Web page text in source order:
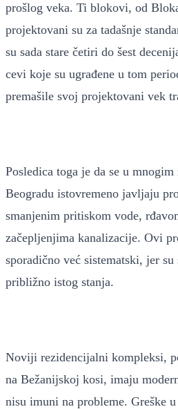
prošlog veka. Ti blokovi, od
projektovani su za tadašnje
su sada stare četiri do šest
cevi koje su ugrađene u tom
premašile svoj projektovani vek
Posledica toga je da se u
Beogradu istovremeno javljaju
smanjenim pritiskom vode,
začepljenjima kanalizacije. Ovi
sporadično već sistematski, jer
približno istog stanja.
Noviji rezidencijalni kompleksi,
na Bežanijskoj kosi, imaju
nisu imuni na probleme. Greške